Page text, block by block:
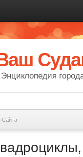
Энциклопедия
Сайта